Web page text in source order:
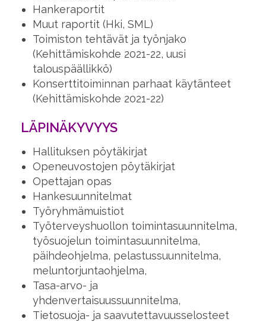
Hankeraportit
Muut raportit (Hki, SML)
Toimiston tehtävät ja työnjako
(Kehittämiskohde 2021-22, uusi
talouspäällikkö)
Konserttitoiminnan parhaat käytänteet
(Kehittämiskohde 2021-22)
LÄPINÄKYVYYS
Hallituksen pöytäkirjat
Openeuvostojen pöytäkirjat
Opettajan opas
Hankesuunnitelmat
Työryhmämuistiot
Työterveyshuollon toimintasuunnitelma,
työsuojelun toimintasuunnitelma,
päihdeohjelma, pelastussuunnitelma,
meluntorjuntaohjelma,
Tasa-arvo- ja
yhdenvertaisuussuunnitelma,
Tietosuoja- ja saavutettavuusselosteet